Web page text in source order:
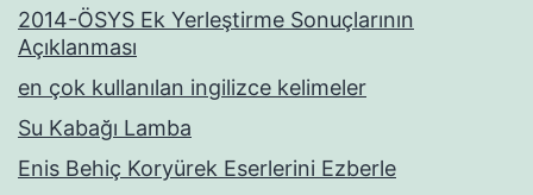
2014-ÖSYS Ek Yerleştirme Sonuçlarının
Açıklanması
en çok kullanılan ingilizce kelimeler
Su Kabağı Lamba
Enis Behiç Koryürek Eserlerini Ezberle